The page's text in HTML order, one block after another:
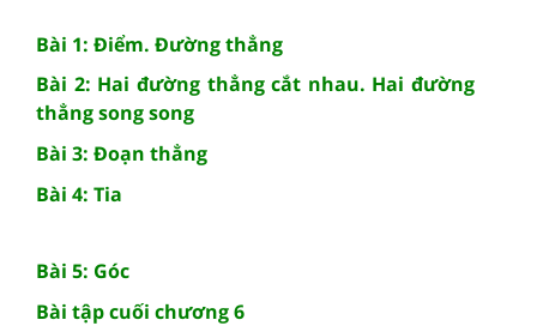
Bài 1: Điểm. Đường thẳng
Bài 2: Hai đường thẳng cắt nhau. Hai đường
thẳng song song
Bài 3: Đoạn thẳng
Bài 4: Tia
Bài 5: Góc
Bài tập cuối chương 6